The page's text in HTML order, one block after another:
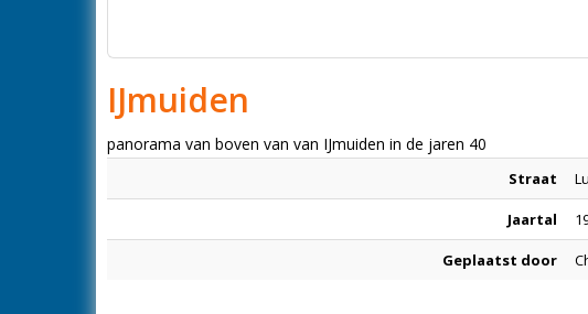
IJmuiden
panorama van boven van van IJmuiden in de jaren 40
Straat
Jaartal
Geplaatst door